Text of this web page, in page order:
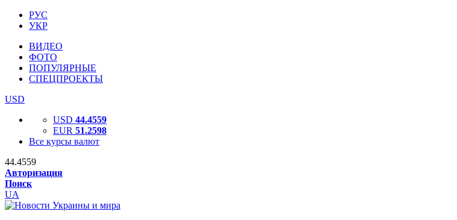
РУС
УКР
ВИДЕО
ФОТО
ПОПУЛЯРНЫЕ
СПЕЦПРОЕКТЫ
USD
USD 44.4559
EUR 51.2598
Все курсы валют
44.4559
Авторизация
Поиск
UA